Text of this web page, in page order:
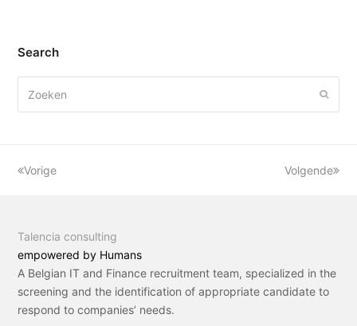
Search
Vorige Volgende
Talencia consulting
empowered by Humans
A Belgian IT and Finance recruitment team, specialized in the
screening and the identification of appropriate candidate to
respond to companies’ needs.